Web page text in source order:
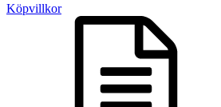
Köpvillkor